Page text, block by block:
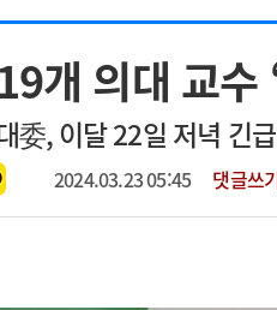
회사소개 법적
하반기 전공의(레지던트1년차) 모집
2026년 하반기 인턴 모집
마취통증의학과 임기제 임상의사 채용
개 의대 교
委, 이달 22일 저녁 긴
2024.03.23 05:45 댓글쓰